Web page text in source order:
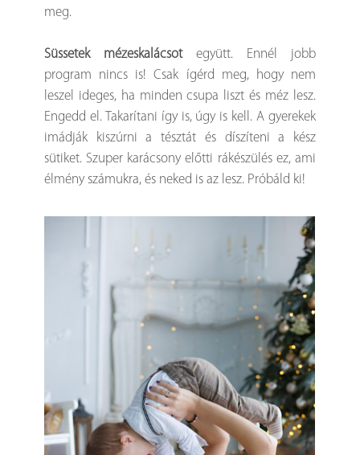
meg.
Süssetek mézeskalácsotegyütt. Ennél jobb
program nincs is! Csak ígérd meg, hogy nem
leszel ideges, ha minden csupa liszt és méz lesz.
Engedd el. Takarítani így is, úgy is kell. A gyerekek
imádják kiszúrni a tésztát és díszíteni a kész
sütiket. Szuper karácsony előtti rákészülés ez, ami
élmény számukra, és neked is az lesz. Próbáld ki!